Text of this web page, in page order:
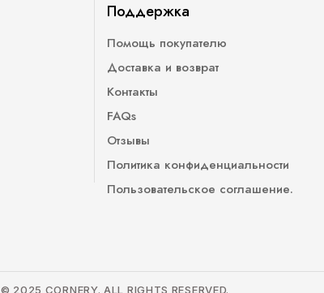
Поддержка
Помощь покупателю
Доставка и возврат
Контакты
FAQs
Отзывы
Политика конфиденциальности
Пользовательское соглашение.
© 2025 CORNERY. ALL RIGHTS RESERVED.